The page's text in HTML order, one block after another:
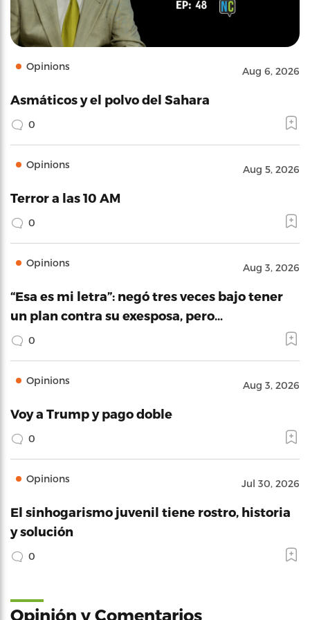
Opinions Aug 6, 2026
Asmáticos y el polvo del Sahara
0
Opinions Aug 5, 2026
Terror a las 10 AM
0
Opinions Aug 3, 2026
“Esa es mi letra”: negó tres veces bajo tener
un plan contra su exesposa, pero…
0
Opinions Aug 3, 2026
Voy a Trump y pago doble
0
Opinions Jul 30, 2026
El sinhogarismo juvenil tiene rostro, historia
y solución
0
Opinión y Comentarios